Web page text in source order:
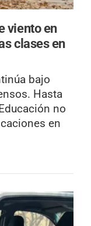
viento en
clases en
bajo
Hasta
no
en